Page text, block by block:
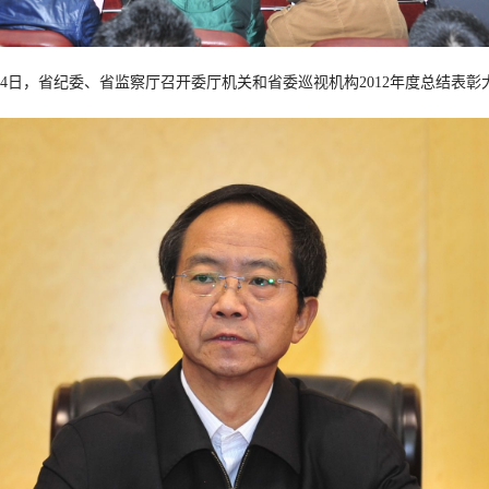
日，省纪委、省监察厅召开委厅机关和省委巡视机构2012年度总结表彰